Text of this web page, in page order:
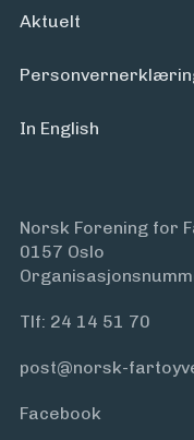
Aktuelt
In English
Norsk Forening for
0157 Oslo
Tlf: 24 14 51 70
post@norsk-
Facebook